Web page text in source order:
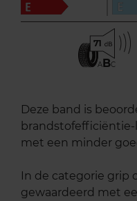
71
ABC
Deze band is
met een minder
In de categorie grip
gewaardeerd met